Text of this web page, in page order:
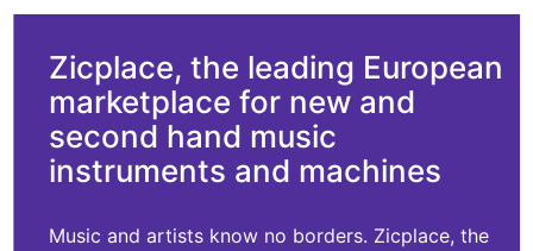
Zicplace, the leading European
marketplace for new and
second hand music
instruments and machines
Music and artists know no borders. Zicplace, the